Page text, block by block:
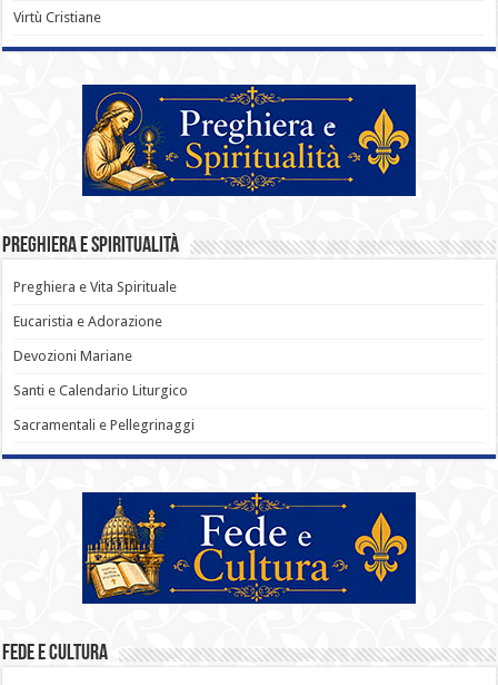
Virtù Cristiane
Preghiera e Spiritualità
Preghiera e Vita Spirituale
Eucaristia e Adorazione
Devozioni Mariane
Santi e Calendario Liturgico
Sacramentali e Pellegrinaggi
Fede e Cultura